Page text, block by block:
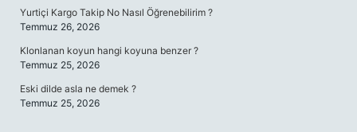
Yurtiçi Kargo Takip No Nasıl Öğrenebilirim ?
Temmuz 26, 2026
Klonlanan koyun hangi koyuna benzer ?
Temmuz 25, 2026
Eski dilde asla ne demek ?
Temmuz 25, 2026